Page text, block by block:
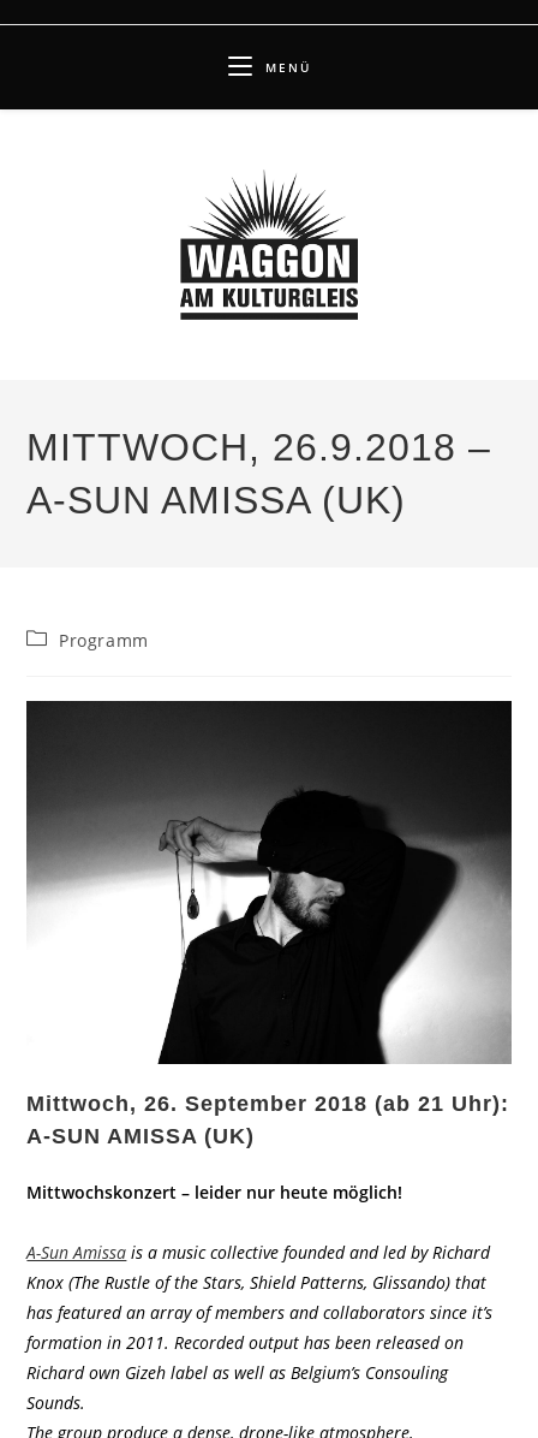
MENÜ
MITTWOCH, 26.9.2018 –
A-SUN AMISSA (UK)
Beitrags-
Programm
Mittwoch, 26. September 2018 (ab 21 Uhr):
A-SUN AMISSA (UK)
Mittwochskonzert – leider nur heute möglich!
A-Sun Amissa is a music collective founded and led by Richard
Knox (The Rustle of the Stars, Shield Patterns, Glissando) that
has featured an array of members and collaborators since it’s
formation in 2011. Recorded output has been released on
Richard own Gizeh label as well as Belgium’s Consouling
Sounds.
The group produce a dense, drone-like atmosphere,